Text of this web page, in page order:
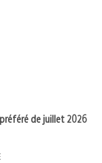
de juillet 2026